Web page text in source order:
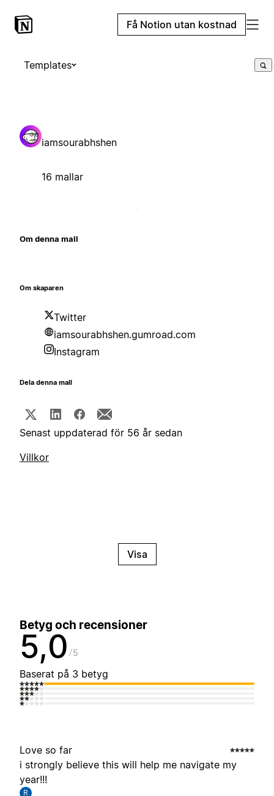
Få Notion utan kostnad
Templates
iamsourabhshen
16 mallar
Om denna mall
Om skaparen
Twitter
iamsourabhshen.gumroad.com
Instagram
Dela denna mall
Senast uppdaterad för 56 år sedan
Villkor
Visa
Betyg och recensioner
5,0 5
Baserat på 3 betyg
Love so far
i strongly believe this will help me navigate my
year!!!
R